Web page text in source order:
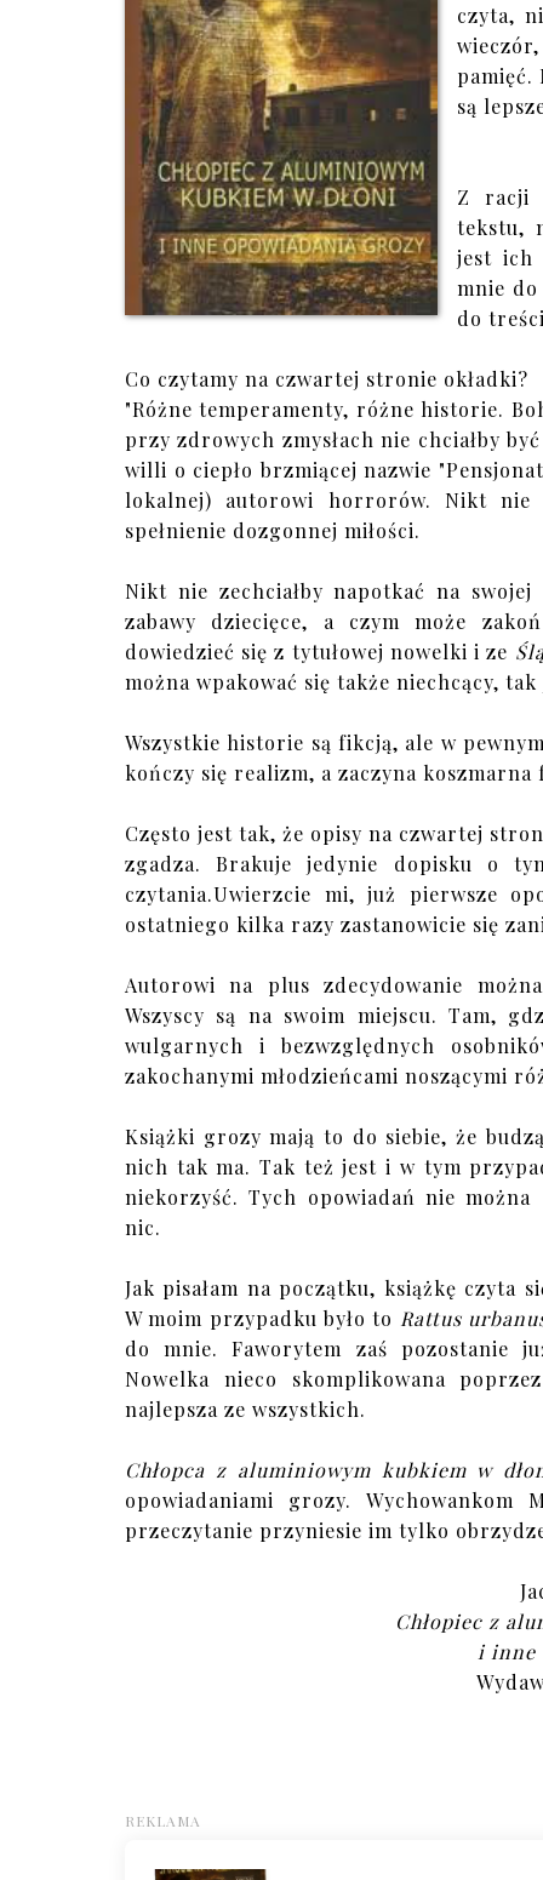
czyta,
pamięć.
są
Z racji
tekstu,
jest ich
mnie do
do
Co czytamy na czwartej stronie okładki?
"Różne temperamenty, różne historie.
przy zdrowych zmysłach nie chciałby
willi o ciepło brzmiącej nazwie
lokalnej) autorowi horrorów. Nikt nie
spełnienie dozgonnej miłości.
Nikt nie zechciałby napotkać na
zabawy dziecięce, a czym może
dowiedzieć się z tytułowej nowelki i ze
można wpakować się także niechcący,
Wszystkie historie są fikcją, ale w
kończy się realizm, a zaczyna
Często jest tak, że opisy na czwartej
zgadza. Brakuje jedynie dopisku o
czytania.Uwierzcie mi, już pierwsze
ostatniego kilka razy zastanowicie się
Autorowi na plus zdecydowanie
Wszyscy są na swoim miejscu. Tam,
wulgarnych i bezwzględnych
zakochanymi młodzieńcami noszącymi
Książki grozy mają to do siebie, że
nich tak ma. Tak też jest i w tym
niekorzyść. Tych opowiadań nie
nic.
Jak pisałam na początku, książkę czyta
W moim przypadku było to Rattus
do mnie. Faworytem zaś pozostanie
Nowelka nieco skomplikowana
najlepsza ze wszystkich.
Chłopca z aluminiowym kubkiem w
opowiadaniami grozy.
przeczytanie przyniesie im tylko
Chłopiec z
i inne